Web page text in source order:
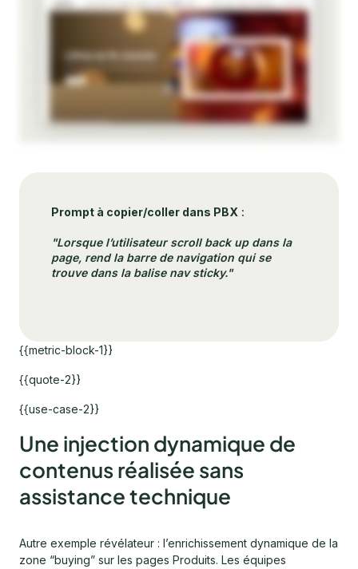
Prompt à copier/coller dans PBX :
"Lorsque l’utilisateur scroll back up dans la
page, rend la barre de navigation qui se
trouve dans la balise nav sticky."
{{metric-block-1}}
{{quote-2}}
{{use-case-2}}
Une injection dynamique de
contenus réalisée sans
assistance technique
Autre exemple révélateur : l’enrichissement dynamique de la
zone “buying” sur les pages Produits. Les équipes